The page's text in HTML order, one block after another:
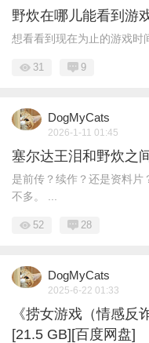
野炊在哪儿能看到游
想看看到现在为止的游戏时
31 9
DogMyCats
2026-1-11 01:45
塞尔达王泪和野炊之
是前传？续作？还是资料
不多。 ...
52 28
DogMyCats
2025-6-22 01:33
《捞女游戏（情感反
[21.5 GB][百度网盘]